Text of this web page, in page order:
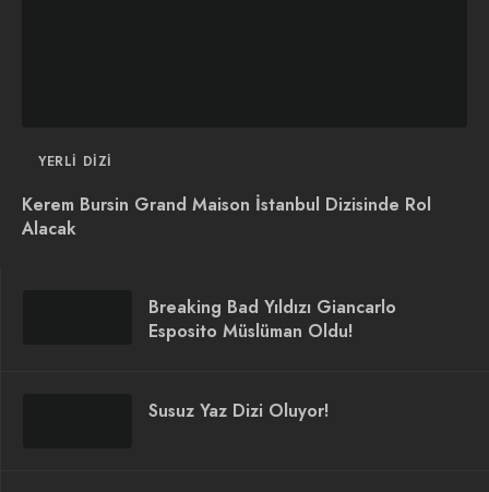
YERLI DIZI
Kerem Bursin Grand Maison İstanbul Dizisinde Rol
Alacak
Breaking Bad Yıldızı Giancarlo
Esposito Müslüman Oldu!
Susuz Yaz Dizi Oluyor!